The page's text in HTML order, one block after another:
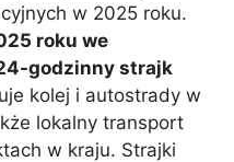
w 2025 roku.
roku we
godzinny strajk
kolej i autostrady w
lokalny transport
w kraju. Strajki